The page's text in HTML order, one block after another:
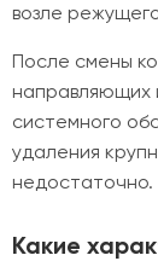
возле
После смены
направляющих
системного
удаления
недостаточно.
Какие